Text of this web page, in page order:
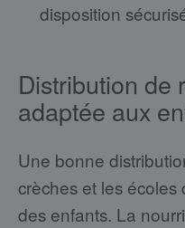
disposition
Distribution de
adaptée aux
Une bonne
crèches et les
des enfants. La